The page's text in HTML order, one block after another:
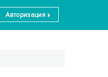
Авторизация